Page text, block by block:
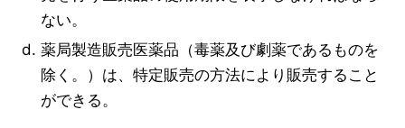
ない。
薬局製造販売医薬品（毒薬及び劇薬であるものを
除く。）は、特定販売の方法により販売すること
ができる。